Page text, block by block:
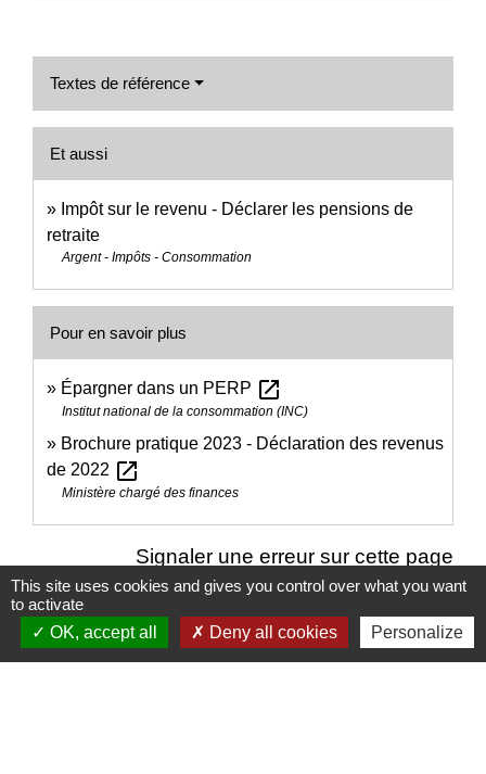
Textes de référence
Et aussi
Impôt sur le revenu - Déclarer les pensions de
retraite
Argent - Impôts - Consommation
Pour en savoir plus
Épargner dans un PERP open_in_new
Institut national de la consommation (INC)
Brochure pratique 2023 - Déclaration des revenus
de 2022 open_in_new
Ministère chargé des finances
Signaler une erreur sur cette page
This site uses cookies and gives you control over what you want
to activate
OK, accept all
Deny all cookies Personalize